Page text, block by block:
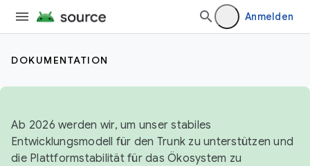
Anmelden
DOKUMENTATION
Ab 2026 werden wir, um unser stabiles
Entwicklungsmodell für den Trunk zu unterstützen und
die Plattformstabilität für das Ökosystem zu